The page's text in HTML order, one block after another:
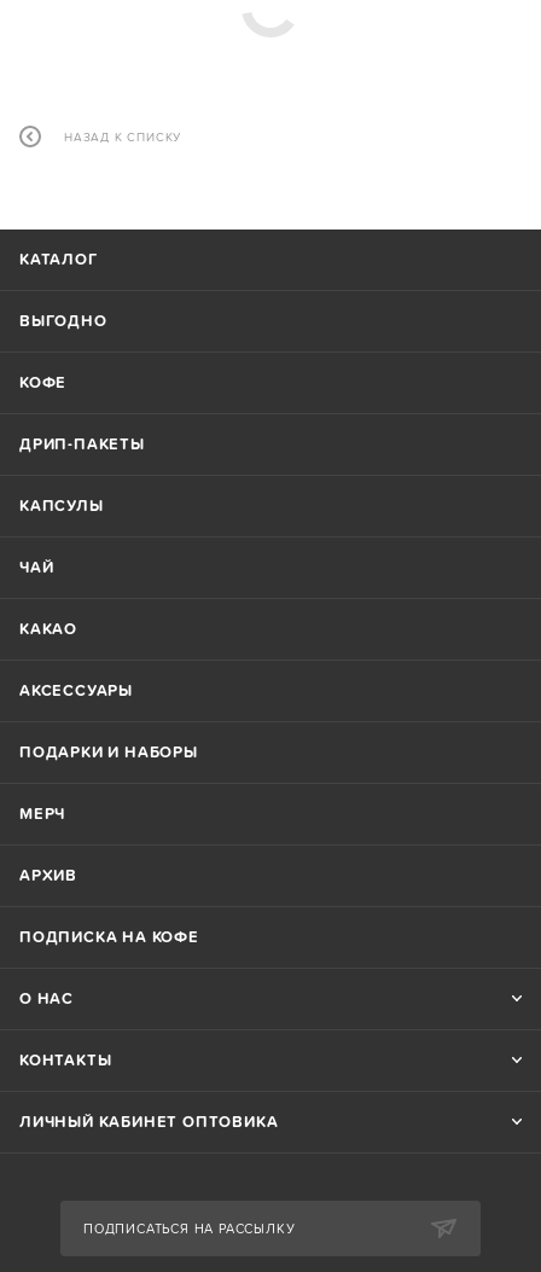
НАЗАД К СПИСКУ
КАТАЛОГ
ВЫГОДНО
КОФЕ
ДРИП-ПАКЕТЫ
КАПСУЛЫ
ЧАЙ
КАКАО
АКСЕССУАРЫ
ПОДАРКИ И НАБОРЫ
МЕРЧ
АРХИВ
ПОДПИСКА НА КОФЕ
О НАС
КОНТАКТЫ
ЛИЧНЫЙ КАБИНЕТ ОПТОВИКА
ПОДПИСАТЬСЯ НА РАССЫЛКУ